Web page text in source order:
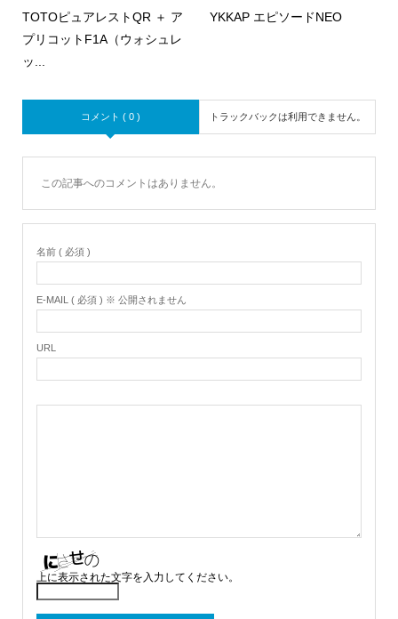
TOTOピュアレストQR ＋ ア
プリコットF1A（ウォシュレ
ッ...
YKKAP エピソードNEO
コメント ( 0 ) トラックバックは利用できません。
この記事へのコメントはありません。
名前 ( 必須 )
E-MAIL ( 必須 ) ※ 公開されません
URL
上に表示された文字を入力してください。